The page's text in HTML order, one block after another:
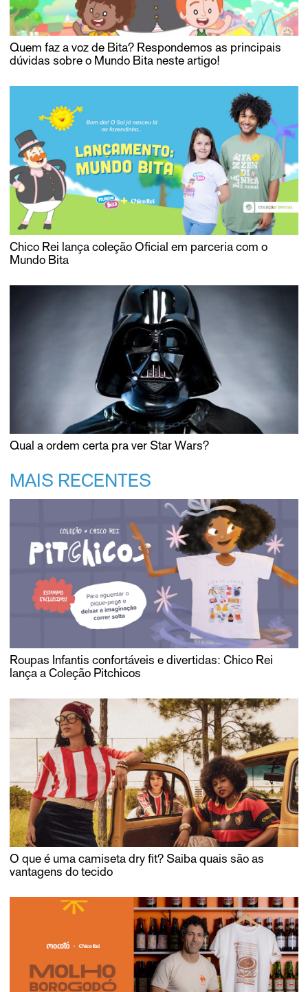
Quem faz a voz de Bita? Respondemos as principais
dúvidas sobre o Mundo Bita neste artigo!
Chico Rei lança coleção Oficial em parceria com o
Mundo Bita
Qual a ordem certa pra ver Star Wars?
MAIS RECENTES
Roupas Infantis confortáveis e divertidas: Chico Rei
lança a Coleção Pitchicos
O que é uma camiseta dry fit? Saiba quais são as
vantagens do tecido